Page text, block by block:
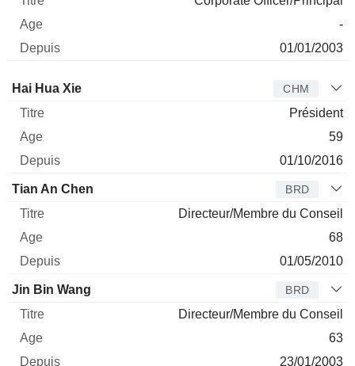
-
01/01/2003
Administrateur
Hai Hua Xie CHM
Président
59
01/10/2016
Tian An Chen BRD
Directeur/Membre du Conseil
68
01/05/2010
Jin Bin Wang BRD
Directeur/Membre du Conseil
63
23/01/2003